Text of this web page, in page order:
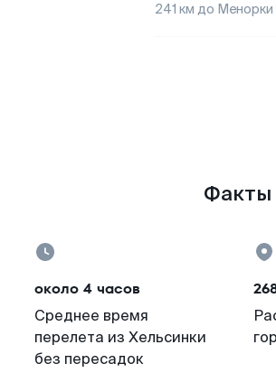
241 км до Менорки
Факты
около 4 часов
Среднее время
перелета из Хельсинки
без пересадок